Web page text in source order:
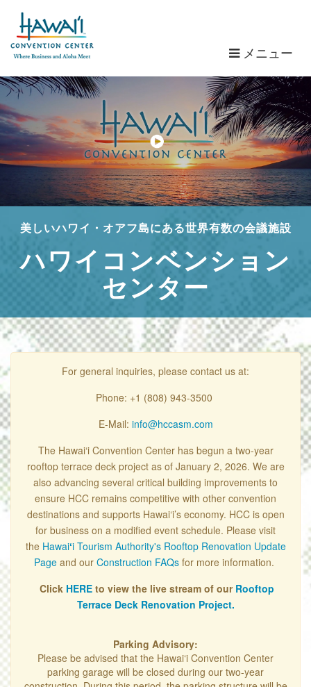
メ
ュ
ー
メニュー
美しいハワイ・オアフ島にある世界有数の会議施設
ハワイコンベンション
センター
For general inquiries, please contact us at:
Phone: +1 (808) 943-3500
E-Mail: info@hccasm.com
The Hawai‘i Convention Center has begun a two-year
rooftop terrace deck project as of January 2, 2026. We are
also advancing several critical building improvements to
ensure HCC remains competitive with other convention
destinations and supports Hawai‘i’s economy. HCC is open
for business on a modified event schedule. Please visit
the Hawaiʻi Tourism Authority's Rooftop Renovation Update
Page and our Construction FAQs for more information.
Click HERE to view the live stream of our Rooftop
Terrace Deck Renovation Project.
Parking Advisory:
Please be advised that the Hawai‘i Convention Center
parking garage will be closed during our two-year